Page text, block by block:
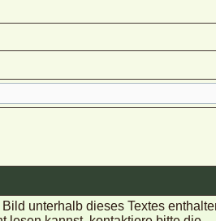
unterhalb dieses Textes